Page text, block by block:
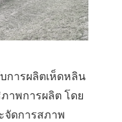
การผลิตเห็ดหลิน
าพการผลิต โดย
จัดการสภาพ